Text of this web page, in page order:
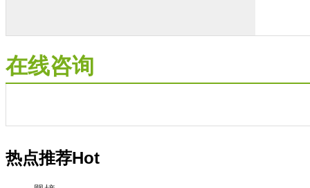
在线咨询
热点推荐Hot